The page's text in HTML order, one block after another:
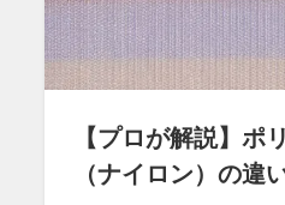
【プロが​解説】ポ
（ナイロン）の​違